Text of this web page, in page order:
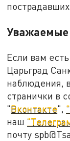
Уважаемые
Если вам
Царьград
наблюдения,
странички в
"Вконтакте",
наш
почту